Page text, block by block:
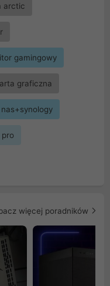
arctic
gamingowy
graficzna
nas+synology
pro
więcej poradników